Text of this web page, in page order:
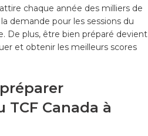
chaque année des milliers de
demande pour les sessions du
De plus, être bien préparé devient
et obtenir les meilleurs scores
Canada à